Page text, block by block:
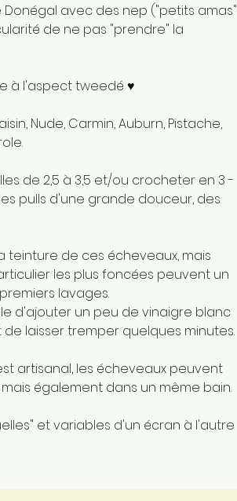
Donégal avec des nep ("petits amas"
de ne pas "prendre" la
à l'aspect tweedé ♥
Nude, Carmin, Auburn, Pistache,
de 2,5 à 3,5 et/ou crocheter en 3 -
pulls d'une grande douceur, des
teinture de ces écheveaux, mais
les plus foncées peuvent un
lavages.
d'ajouter un peu de vinaigre blanc
laisser tremper quelques minutes.
artisanal, les écheveaux peuvent
également dans un même bain.
et variables d'un écran à l'autre